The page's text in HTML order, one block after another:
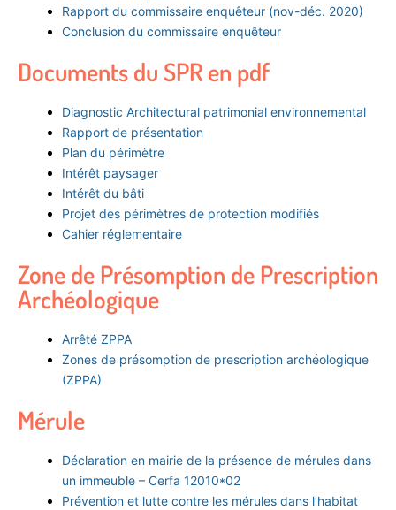
Rapport du commissaire enquêteur (nov-déc. 2020)
Conclusion du commissaire enquêteur
Documents du SPR en pdf
Diagnostic Architectural patrimonial environnemental
Rapport de présentation
Plan du périmètre
Intérêt paysager
Intérêt du bâti
Projet des périmètres de protection modifiés
Cahier réglementaire
Zone de Présomption de Prescription
Archéologique
Arrêté ZPPA
Zones de présomption de prescription archéologique
(ZPPA)
Mérule
Déclaration en mairie de la présence de mérules dans
un immeuble – Cerfa 12010*02
Prévention et lutte contre les mérules dans l’habitat